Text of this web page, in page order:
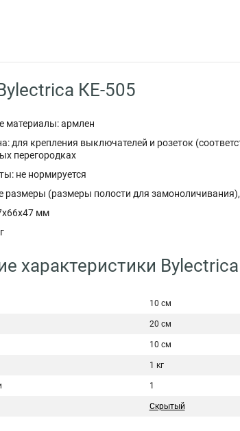
КЕ-505
материалы: армлен
для крепления выключателей и розеток
перегородках
не нормируется
размеры (размеры полости для
мм
характеристики
10 см
20 см
10 см
1 кг
1
Скрытый